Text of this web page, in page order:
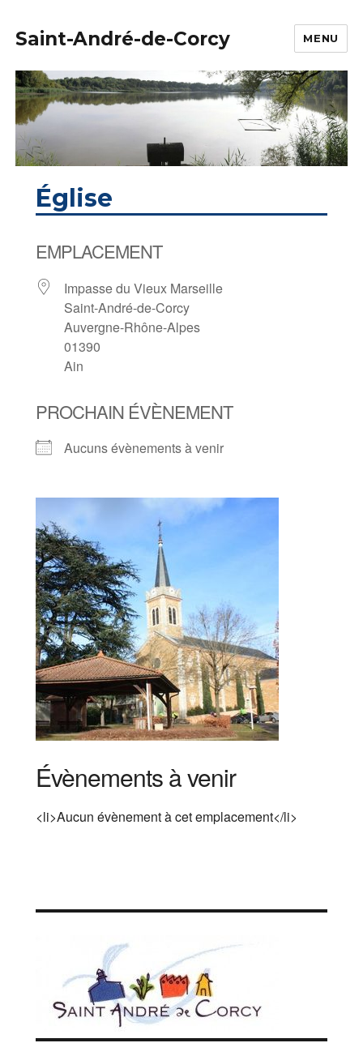
Saint-André-de-Corcy MENU
Église
EMPLACEMENT
Impasse du Vieux Marseille
Saint-André-de-Corcy
Auvergne-Rhône-Alpes
01390
Ain
PROCHAIN ÉVÈNEMENT
Aucuns évènements à venir
Évènements à venir
<li>Aucun évènement à cet emplacement</li>